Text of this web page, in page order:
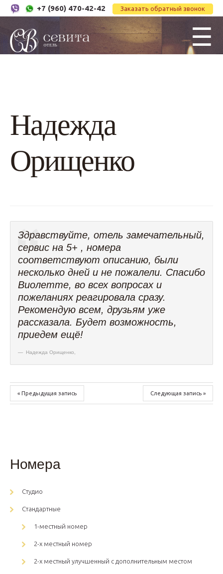
Заказать обратный звонок
+7 (960) 470-42-42
☰
Надежда
Орищенко
Здравствуйте, отель замечательный,
сервис на 5+ , номера
соответствуют описанию, были
несколько дней и не пожалели. Спасибо
Виолетте, во всех вопросах и
пожеланиях реагировала сразу.
Рекомендую всем, друзьям уже
рассказала. Будет возможность,
приедем ещё!
Надежда Орищенко
« Предыдущая запись Следующая запись »
Номера
Студио
Стандартные
1-местный номер
2-х местный номер
2-х местный улучшенный с дополнительным местом